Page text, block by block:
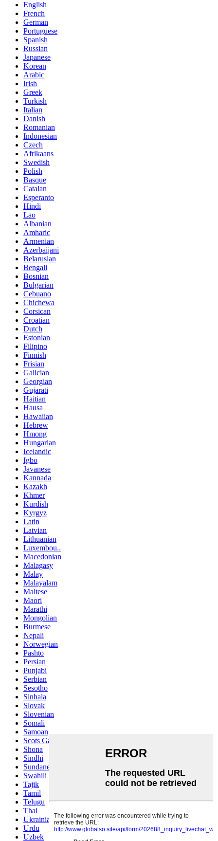
English
French
German
Portuguese
Spanish
Russian
Japanese
Korean
Arabic
Irish
Greek
Turkish
Italian
Danish
Romanian
Indonesian
Czech
Afrikaans
Swedish
Polish
Basque
Catalan
Esperanto
Hindi
Lao
Albanian
Amharic
Armenian
Azerbaijani
Belarusian
Bengali
Bosnian
Bulgarian
Cebuano
Chichewa
Corsican
Croatian
Dutch
Estonian
Filipino
Finnish
Frisian
Galician
Georgian
Gujarati
Haitian
Hausa
Hawaiian
Hebrew
Hmong
Hungarian
Icelandic
Igbo
Javanese
Kannada
Kazakh
Khmer
Kurdish
Kyrgyz
Latin
Latvian
Lithuanian
Luxembou..
Macedonian
Malagasy
Malay
Malayalam
Maltese
Maori
Marathi
Mongolian
Burmese
Nepali
Norwegian
Pashto
Persian
Punjabi
Serbian
Sesotho
Sinhala
Slovak
Slovenian
Somali
Samoan
Scots Gaelic
Shona
Sindhi
Sundanese
Swahili
Tajik
Tamil
Telugu
Thai
Ukrainian
Urdu
Uzbek